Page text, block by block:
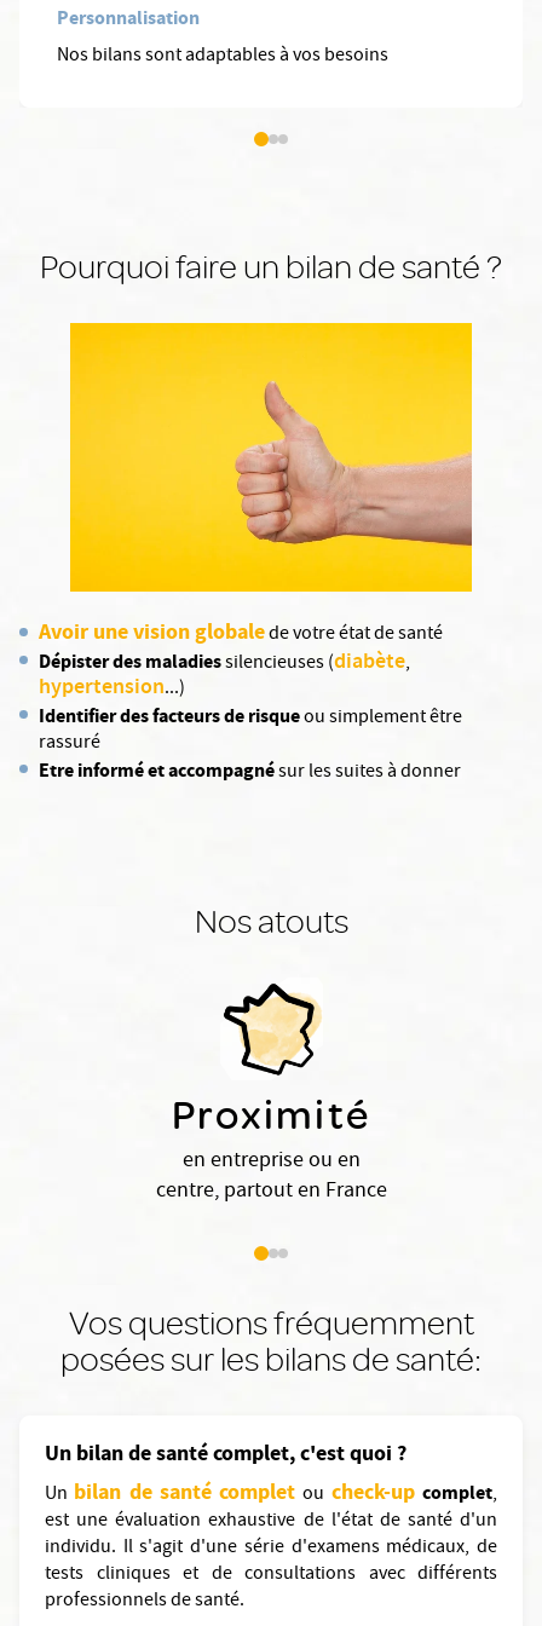
Personnalisation
Nos bilans sont adaptables à vos besoins
Pourquoi faire un bilan de santé ?
Avoir une vision globalede votre état de santé
Dépister des maladiessilencieuses (diabète,
hypertension...)
Identifier des facteurs de risqueou simplement être
rassuré
Etre informé et accompagnésur les suites à donner
Nos atouts
Proximité
en entreprise ou en
centre, partout en France
Vos questions fréquemment
posées sur les bilans de santé:
Un bilan de santé complet, c'est quoi ?
Un bilan de santé complet ou check-up complet,
est une évaluation exhaustive de l'état de santé d'un
individu. Il s'agit d'une série d'examens médicaux, de
tests cliniques et de consultations avec différents
professionnels de santé.